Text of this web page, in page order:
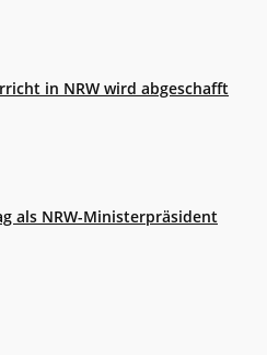
in NRW wird abgeschafft
als NRW-Ministerpräsident